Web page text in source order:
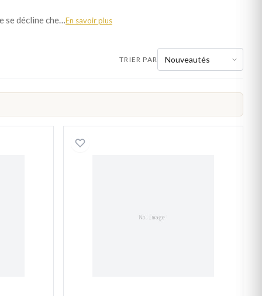
La manchette femme impose un style affirmé et contemporain au poignet. Large et sculpturale, elle se décline chez Bijoux en Vogue en or, argent 925 et plaqué or, dans des finitions polies, martelées ou ajourées. Ce bijou statement transforme la tenue la plus simple en allure couture. Chaque manchette est livrée gratuitement en France dans un écrin élégant.En savoir plus
TRIER PAR
pour homme Spartiate Zbignien "130-2/22"